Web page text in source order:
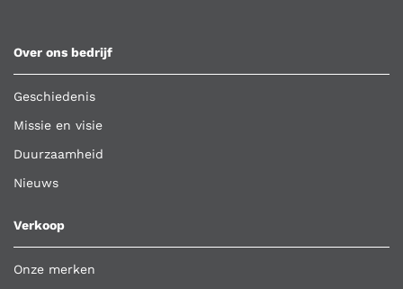
Over ons bedrijf
Geschiedenis
Missie en visie
Duurzaamheid
Nieuws
Verkoop
Onze merken